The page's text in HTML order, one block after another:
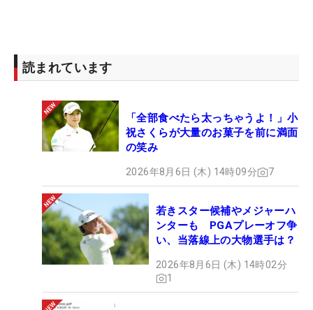
（10月25～26日、岐阜・日本ラインGC）、「Obbli
カップ」（10月31～11月1日、高知・土佐CC）、
鉄賢島CC）と続きます。そろそろ手応えのあるプレ
ーをして結果が欲しいところです。そんな様子を、
良かったら見守ってくださいませ。
読まれています
「全部食べたら太っちゃうよ！」小
祝さくらが大量のお菓子を前に満面
の笑み
2026年8月6日 (木) 14時09分 7
若きスター候補やメジャーハ
ンターも PGAプレーオフ争
い、当落線上の大物選手は？
2026年8月6日 (木) 14時02分
1